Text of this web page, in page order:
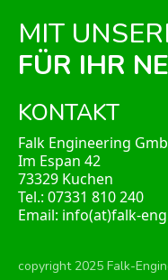
MIT
FÜR IHR
KONTAKT
Falk Engineering
Im Espan 42
73329 Kuchen
Tel.: 07331 810 240
Email: info(at)falk-
copyright 2025 Falk-